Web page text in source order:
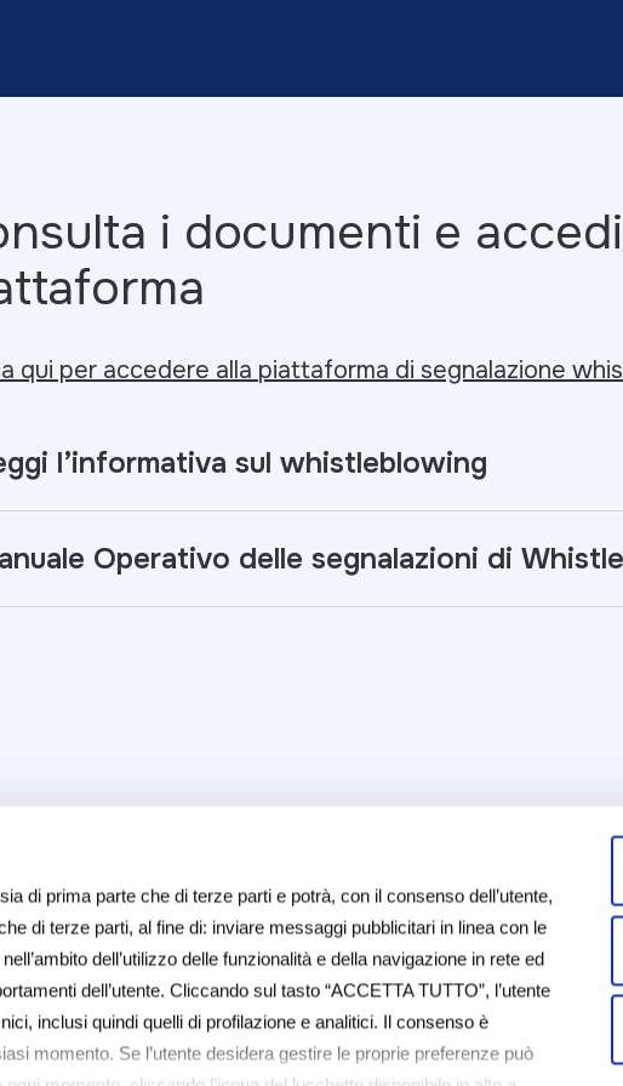
di prima parte che di terze parti e potrà, con il consenso dell’utente,
di terze parti, al fine di: inviare messaggi pubblicitari in linea con le
dell’utilizzo delle funzionalità e della navigazione in rete ed
dell’utente. Cliccando sul tasto “ACCETTA TUTTO”, l’utente
inclusi quindi quelli di profilazione e analitici. Il consenso è
momento. Se l’utente desidera gestire le proprie preferenze può
i documenti e
qui per accedere alla piattaforma di segnalazione
l’informativa sul whistleblowing
Operativo delle segnalazioni di